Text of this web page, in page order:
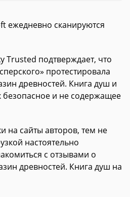
ежедневно сканируются
Trusted подтверждает, что
протестировала
древностей. Книга душ и
безопасное и не содержащее
на сайты авторов, тем не
настоятельно
с отзывами о
древностей. Книга душ на